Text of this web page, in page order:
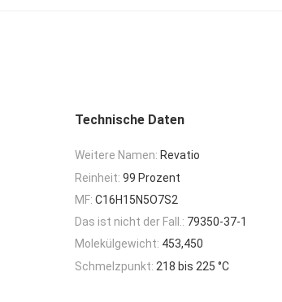
Technische Daten
Weitere Namen: Revatio
Reinheit: 99 Prozent
MF: C16H15N5O7S2
Das ist nicht der Fall.: 79350-37-1
Molekülgewicht: 453,450
Schmelzpunkt: 218 bis 225 °C